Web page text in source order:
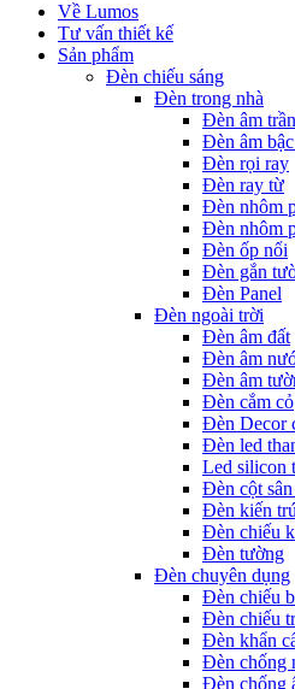
Về Lumos
Tư vấn thiết kế
Sản phẩm
Đèn chiếu sáng
Đèn trong nhà
Đèn âm trần
Đèn âm
Đèn rọi ray
Đèn ray từ
Đèn nhôm
Đèn nhôm
Đèn ốp nổi
Đèn gắn
Đèn Panel
Đèn ngoài trời
Đèn âm đất
Đèn âm
Đèn âm
Đèn cắm cỏ
Đèn Decor
Đèn led
Led silicon
Đèn cột
Đèn kiến
Đèn chiếu
Đèn tường
Đèn chuyên dụng
Đèn chiếu
Đèn chiếu
Đèn khẩn
Đèn chống
Đèn chống